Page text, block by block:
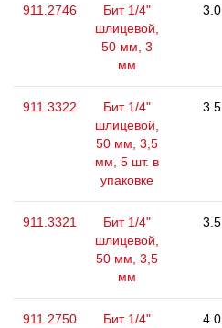
911.2746
Бит 1/4"
шлицевой,
50 мм, 3
мм
3.0
911.3322
Бит 1/4"
шлицевой,
50 мм, 3,5
мм, 5 шт. в
упаковке
3.5
911.3321
Бит 1/4"
шлицевой,
50 мм, 3,5
мм
3.5
911.2750
Бит 1/4"
4.0